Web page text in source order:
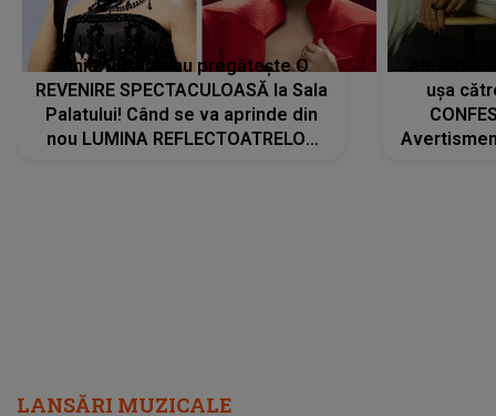
Tania Turtureanu pregătește O
REVENIRE SPECTACULOASĂ la Sala
Palatului! Când se va aprinde din
nou LUMINA REFLECTOATRELOR
ușa
LANSĂRI MUZICALE